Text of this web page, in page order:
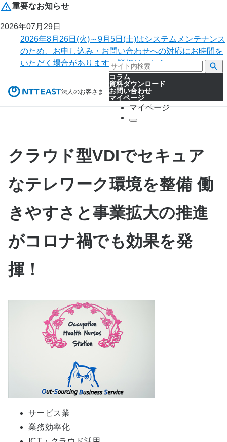
重要なお知らせ
2026年07月29日
2026年8月26日(火)～9月5日(土)はシステムメンテナンス
のため、お申し込み・お問い合わせへの対応にお時間を
いただく場合があります。詳細はこちら。
法人のお客さま
コラム
資料ダウンロード
お問い合わせ
マイページ
マイページ
クラウド型VDIでセキュア
なテレワーク環境を整備 働
きやすさと事業拡大の推進
がコロナ禍でも効果を発
揮！
サービス業
業務効率化